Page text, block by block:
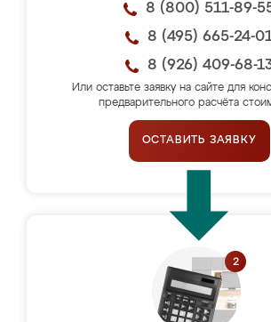
8 (800) 511-89-
8 (495) 665-24-
8 (926) 409-68-
Или оставьте заявку на сайте для
предварительного расчёта
ОСТАВИТЬ ЗАЯВКУ